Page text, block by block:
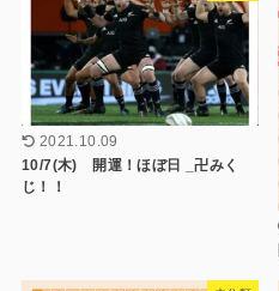
2021.10.09
10/7(木) 開運！ほぼ日 _卍みく
じ！！